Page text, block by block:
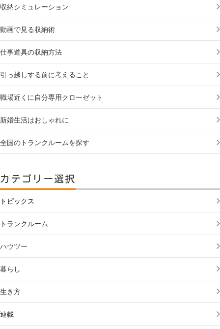
収納シミュレーション
動画で見る収納術
仕事道具の収納方法
引っ越しする前に考えること
職場近くに自分専用クローゼット
新婚生活はおしゃれに
全国のトランクルームを探す
カテゴリー選択
トピックス
トランクルーム
ハウツー
暮らし
生き方
連載